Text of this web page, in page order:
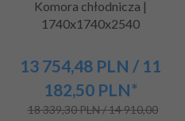
Komora chłodnicza |
1740x1740x2540
13 754,48 PLN / 11
182,50 PLN*
18 339,30 PLN / 14 910,00